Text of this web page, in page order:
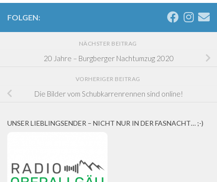
FOLGEN:
NÄCHSTER BEITRAG
20 Jahre – Burgberger Nachtumzug 2020
VORHERIGER BEITRAG
Die Bilder vom Schubkarrenrennen sind online!
UNSER LIEBLINGSENDER – NICHT NUR IN DER FASNACHT… ;-)